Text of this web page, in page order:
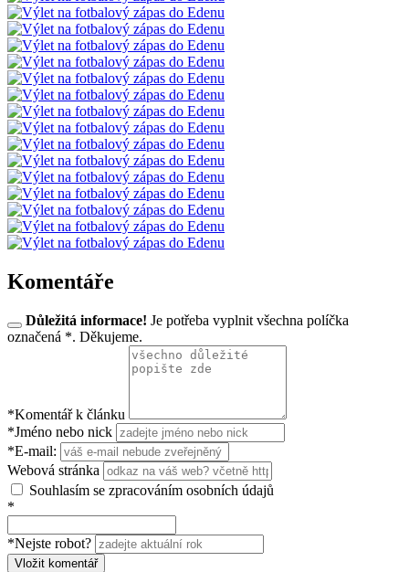
Komentáře
Důležitá informace! Je potřeba vyplnit všechna políčka
označená *. Děkujeme.
*Komentář k článku
*Jméno nebo nick
*E-mail:
Webová stránka
Souhlasím se zpracováním osobních údajů
*
*Nejste robot?
Vložit komentář